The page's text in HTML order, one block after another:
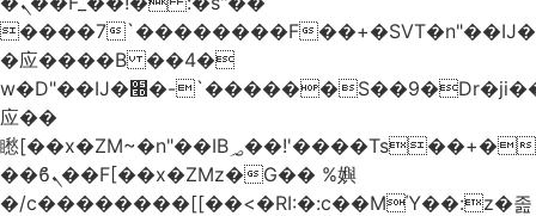
����7`��������F
�应����B ��4�
w�D"��IJ�׭�-`������S��9�Dr�ji��EJ߅��gJ�
应��
矁[��x�ZM~�n"��IB؃��!'����Тѕ��+��(m��IK�ʭ�/|
��ϐܢ��F[��x�ZMz�G�� %嬩
�/c��������[[��<�RI:�:c��MΎ��:z�졾